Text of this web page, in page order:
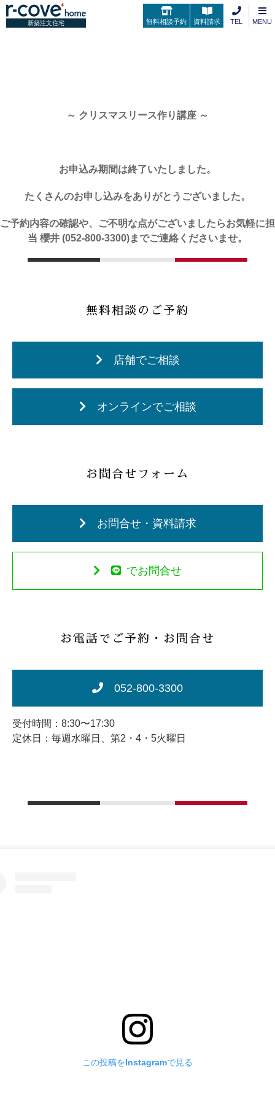
新築注文住宅 無料相談予約 資料請求 TEL MENU
～ クリスマスリース作り講座 ～
お申込み期間は終了いたしました。
たくさんのお​申し込みをありがとうございました。
ご予約内容の確認や、ご不明な点がございましたらお気軽に担
当 櫻井 (052-800-3300)までご連絡くださいませ。
無料相談のご予約
店舗でご相談
オンラインでご相談
お問合せフォーム
お問合せ・資料請求
でお問合せ
お電話でご予約・お問合せ
052-800-3300
受付時間：8:30〜17:30
定休日：毎週水曜日、第2・4・5火曜日
この投稿をInstagramで見る